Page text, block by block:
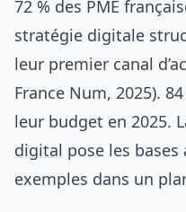
72 % des PME
stratégie digitale
leur premier canal
France Num, 2025).
leur budget en 2025.
digital pose les
exemples dans un